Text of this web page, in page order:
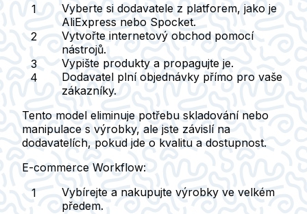
Vyberte si dodavatele z platforem, jako je
AliExpress nebo Spocket.
Vytvořte internetový obchod pomocí
nástrojů.
Vypište produkty a propagujte je.
Dodavatel plní objednávky přímo pro vaše
zákazníky.
Tento model eliminuje potřebu skladování nebo
manipulace s výrobky, ale jste závislí na
dodavatelích, pokud jde o kvalitu a dostupnost.
E-commerce Workflow:
Vybírejte a nakupujte výrobky ve velkém
předem.